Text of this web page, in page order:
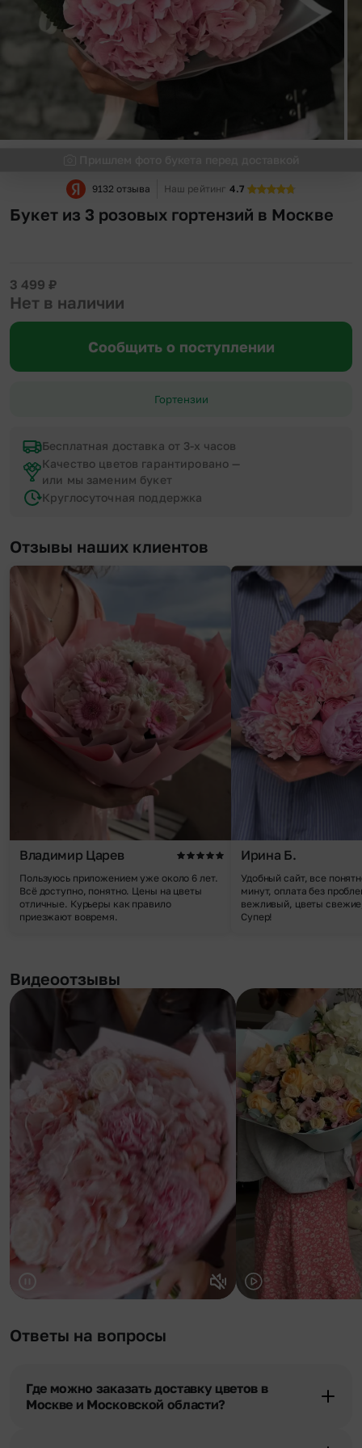
9132 отзыва Наш рейтинг 4.7
Букет из 3 розовых гортензий в Москве
3 499 ₽
Нет в наличии
Сообщить о поступлении
Гортензии
Бесплатная доставка от 3-х часов
Качество цветов гарантировано —
или мы заменим букет
Круглосуточная поддержка
Отзывы наших клиентов
Владимир Царев
Пользуюсь приложением уже около 6 лет.
Всё доступно, понятно. Цены на цветы
отличные. Курьеры как правило
приезжают вовремя.
Ирина Б.
Удобный сайт, все
минут, оплата без
вежливый, цветы
Супер!
Видеоотзывы
Ответы на вопросы
Где можно заказать доставку цветов в
Москве и Московской области?